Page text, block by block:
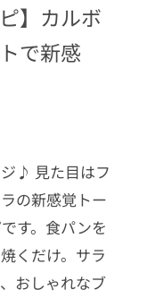
】カルボ
で新感
♪ 見た目はフ
の新感覚トー
す。食パンを
くだけ。サラ
おしゃれなブ